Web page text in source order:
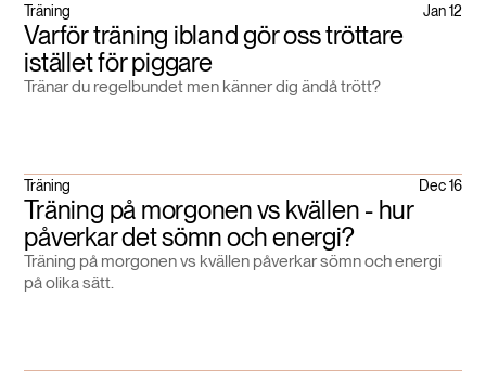
Träning Jan 12
Varför träning ibland gör oss tröttare
istället för piggare
Tränar du regelbundet men känner dig ändå trött?
Träning Dec 16
Träning på morgonen vs kvällen - hur
påverkar det sömn och energi?
Träning på morgonen vs kvällen påverkar sömn och energi
på olika sätt.